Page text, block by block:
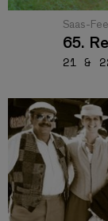
Saas-Fee
65.
21 &